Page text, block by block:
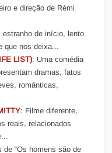
e direção de Rémi
estranho de início, lento
que nos deixa...
LIST): Uma comédia
dramas, fatos
românticas,
: Filme diferente,
reais, relacionados
de “Os homens são de